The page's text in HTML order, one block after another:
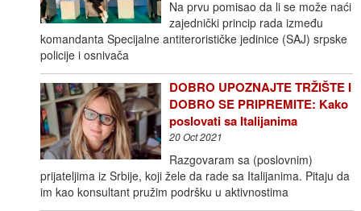
Na prvu pomisao da li se može naći
zajednički princip rada između
komandanta Specijalne antiterorističke jedinice (SAJ) srpske
policije i osnivača
DOBRO UPOZNAJTE TRŽIŠTE I
DOBRO SE PRIPREMITE: Kako
poslovati sa Italijanima
20 Oct 2021
Razgovaram sa (poslovnim)
prijateljima iz Srbije, koji žele da rade sa Italijanima. Pitaju da
im kao konsultant pružim podršku u aktivnostima